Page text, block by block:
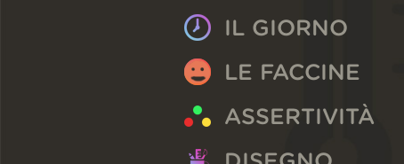
IL GIORNO
LE FACCINE
ASSERTIVITÀ